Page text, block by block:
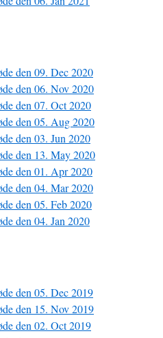
den 09. Dec 2020
den 06. Nov 2020
den 07. Oct 2020
den 05. Aug 2020
den 03. Jun 2020
den 13. May 2020
den 01. Apr 2020
den 04. Mar 2020
den 05. Feb 2020
den 04. Jan 2020
den 05. Dec 2019
den 15. Nov 2019
den 02. Oct 2019